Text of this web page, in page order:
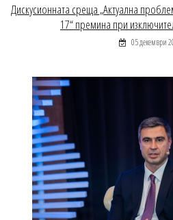
Дискусионната среща „Актуална
17“ премина при
05 декември